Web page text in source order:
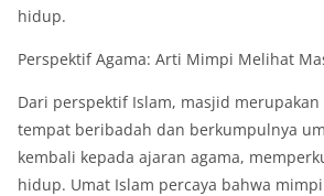
hidup.
Perspektif Agama: Arti Mimpi Melihat
Dari perspektif Islam, masjid
tempat beribadah dan berkumpulnya
kembali kepada ajaran agama,
hidup. Umat Islam percaya bahwa